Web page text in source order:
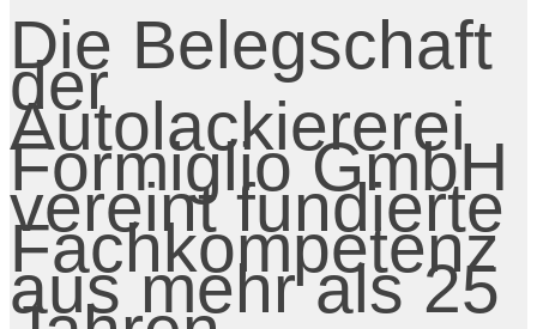
Die Belegschaft
der
Autolackiererei
Formiglio GmbH
vereint fundierte
Fachkompetenz
aus mehr als 25